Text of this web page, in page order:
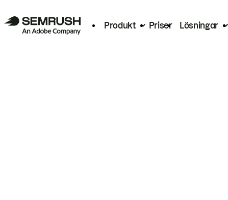
Produkt Priser Lösningar